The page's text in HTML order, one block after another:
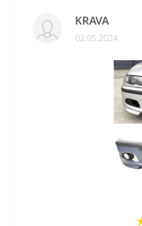
KRAVA
02.05.2024